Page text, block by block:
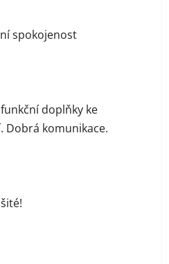
5 hvězdiček.
spokojenost
5 hvězdiček.
doplňky ke
Dobrá komunikace.
5 hvězdiček.
5 hvězdiček.